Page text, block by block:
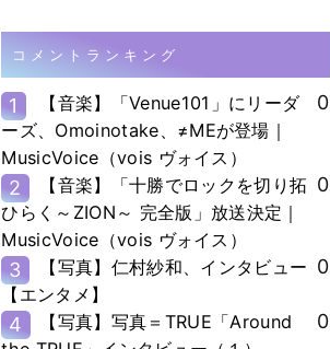
コメントランキング
1
【音楽】「Venue101」にリーダ
ーズ、Omoinotake、≠MEが登場｜
MusicVoice（vois ヴォイス）
0
2
【音楽】「十勝でロックを切り拓
ひらく～ZION～ 完全版」放送決定｜
MusicVoice（vois ヴォイス）
0
3
【写真】仁村紗和、インタビュー
【エンタメ】
0
4
【写真】写真＝TRUE「Around
0